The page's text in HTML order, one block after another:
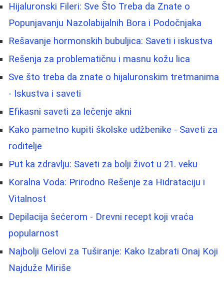
Hijaluronski Fileri: Sve Što Treba da Znate o
Popunjavanju Nazolabijalnih Bora i Podočnjaka
Rešavanje hormonskih bubuljica: Saveti i iskustva
Rešenja za problematičnu i masnu kožu lica
Sve što treba da znate o hijaluronskim tretmanima
- Iskustva i saveti
Efikasni saveti za lečenje akni
Kako pametno kupiti školske udžbenike - Saveti za
roditelje
Put ka zdravlju: Saveti za bolji život u 21. veku
Koralna Voda: Prirodno Rešenje za Hidrataciju i
Vitalnost
Depilacija šećerom - Drevni recept koji vraća
popularnost
Najbolji Gelovi za Tuširanje: Kako Izabrati Onaj Koji
Najduže Miriše